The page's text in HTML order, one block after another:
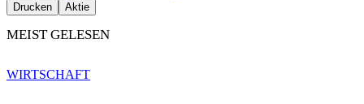
Drucken Aktie
MEIST GELESEN
WIRTSCHAFT